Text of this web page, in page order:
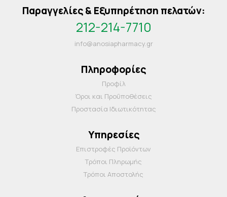
Παραγγελίες & Εξυπηρέτηση πελατών:
212-214-7710
info@anosiapharmacy.gr
Πληροφορίες
Προφίλ
Όροι και Προΰποθέσεις
Προστασία Ιδιωτικότητας
Υπηρεσίες
Επιστροφές Προϊόντων
Τρόποι Πληρωμής
Τρόποι Αποστολής